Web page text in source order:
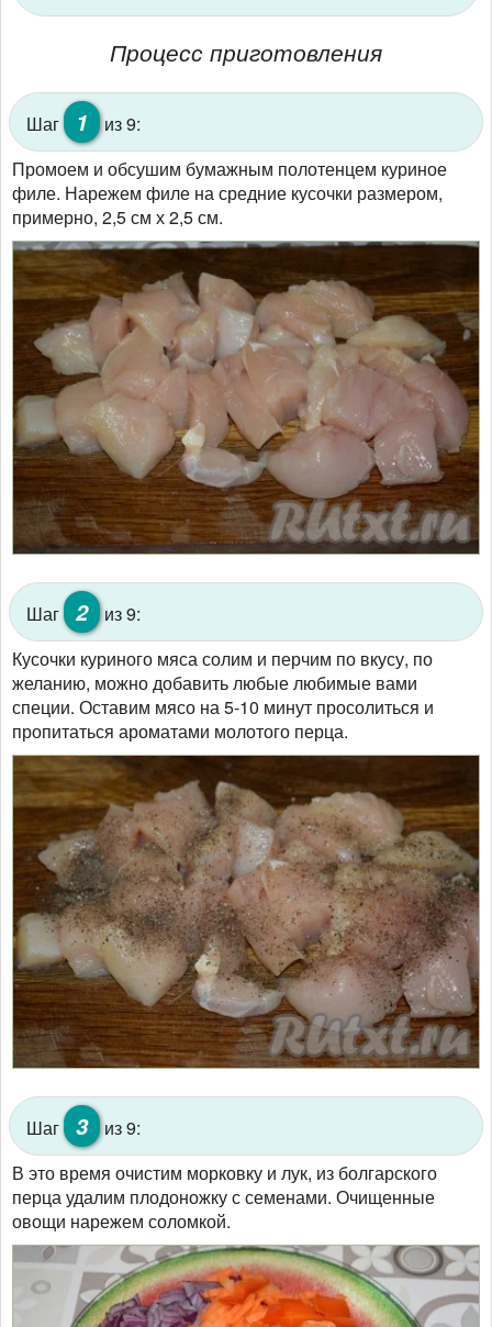
Процесс приготовления
Шаг 1
из 9:
Промоем и обсушим бумажным полотенцем куриное
филе. Нарежем филе на средние кусочки размером,
примерно, 2,5 см х 2,5 см.
Шаг 2
из 9:
Кусочки куриного мяса солим и перчим по вкусу, по
желанию, можно добавить любые любимые вами
специи. Оставим мясо на 5-10 минут просолиться и
пропитаться ароматами молотого перца.
Шаг 3
из 9:
В это время очистим морковку и лук, из болгарского
перца удалим плодоножку с семенами. Очищенные
овощи нарежем соломкой.